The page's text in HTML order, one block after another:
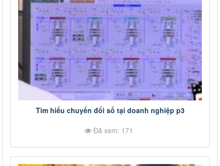
Tìm hiểu chuyển đổi số tại doanh nghiệp p3
Đã xem: 171